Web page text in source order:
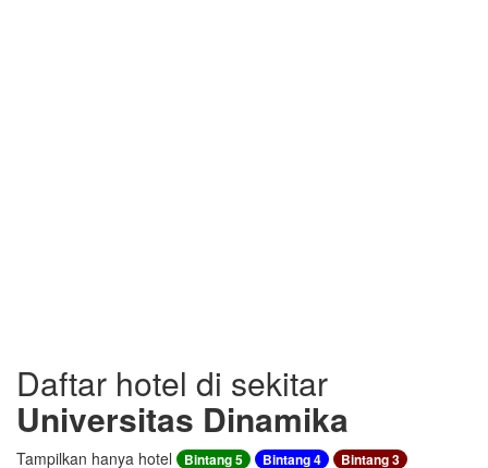
Daftar hotel di sekitar
Universitas Dinamika
Tampilkan hanya hotel Bintang 5 Bintang 4
Bintang 3